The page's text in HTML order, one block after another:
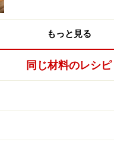
ってさっと茹でる。にら
は大きければ半分に切
ふり落とす。
もっと見る
同じ材料のレシピ